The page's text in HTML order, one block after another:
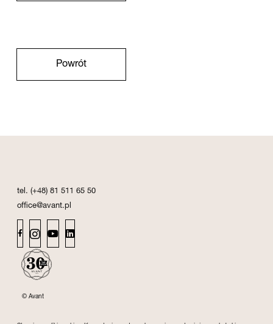
Powrót
tel. (+48) 81 511 65 50
office@avant.pl
© Avant